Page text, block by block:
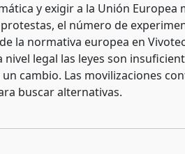
y exigir a la Unión Europea
el número de
la normativa europea en
legal las leyes son
cambio. Las movilizaciones
buscar alternativas.